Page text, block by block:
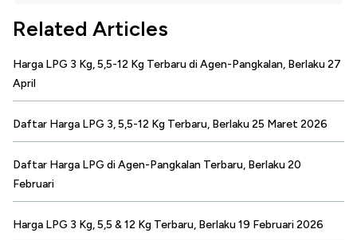
Related Articles
Harga LPG 3 Kg, 5,5-12 Kg Terbaru di Agen-Pangkalan, Berlaku 27
April
Daftar Harga LPG 3, 5,5-12 Kg Terbaru, Berlaku 25 Maret 2026
Daftar Harga LPG di Agen-Pangkalan Terbaru, Berlaku 20
Februari
Harga LPG 3 Kg, 5,5 & 12 Kg Terbaru, Berlaku 19 Februari 2026